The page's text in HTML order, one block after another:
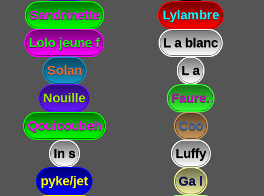
Sandrinette
Lylambre
Lolo jeune f
L a blanc
Solan
L a
Nouille
Faure.
Qouicoubeh
Coo
In s
Luffy
pyke/jet
Ga l